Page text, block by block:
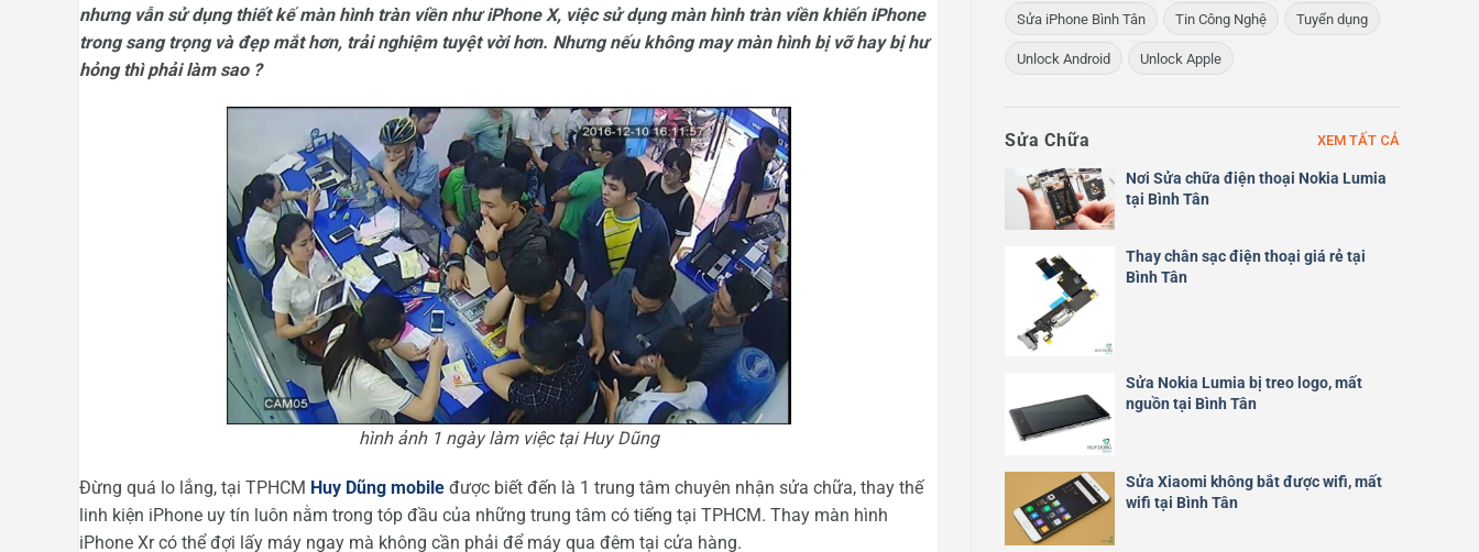
nhưng vẫn sử dụng thiết kế màn hình tràn viền như iPhone X, việc sử dụng màn hình tràn viền khiến iPhone
trong sang trọng và đẹp mắt hơn, trải nghiệm tuyệt vời hơn. Nhưng nếu không may màn hình bị vỡ hay bị hư
hỏng thì phải làm sao ?
hình ảnh 1 ngày làm việc tại Huy Dũng
Đừng quá lo lắng, tại TPHCM Huy Dũng mobile được biết đến là 1 trung tâm chuyên nhận sửa chữa, thay thế
linh kiện iPhone uy tín luôn nằm trong tóp đầu của những trung tâm có tiếng tại TPHCM. Thay màn hình
iPhone Xr có thể đợi lấy máy ngay mà không cần phải để máy qua đêm tại cửa hàng.
Sửa iPhone Bình Tân Tin Công Nghệ Tuyển dụng
Unlock Android Unlock Apple
Sửa Chữa XEM TẤT CẢ
Nơi Sửa chữa điện thoại Nokia Lumia
tại Bình Tân
Thay chân sạc điện thoại giá rẻ tại
Bình Tân
Sửa Nokia Lumia bị treo logo, mất
nguồn tại Bình Tân
Sửa Xiaomi không bắt được wifi, mất
wifi tại Bình Tân